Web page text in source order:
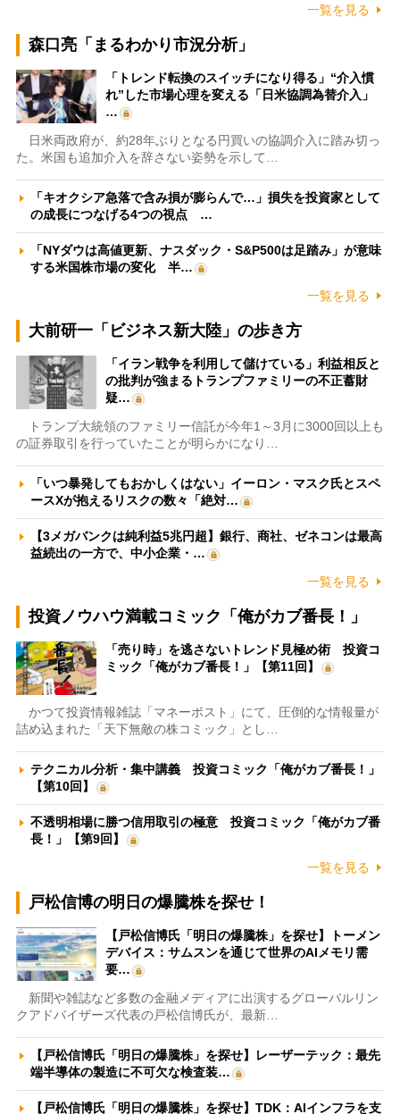
一覧を見る
森口亮「まるわかり市況分析」
「トレンド転換のスイッチになり得る」“介入慣
れ”した市場心理を変える「日米協調為替介入」
…
日米両政府が、約28年ぶりとなる円買いの協調介入に踏み切っ
た。米国も追加介入を辞さない姿勢を示して…
「キオクシア急落で含み損が膨らんで…」損失を投資家として
の成長につなげる4つの視点 …
「NYダウは高値更新、ナスダック・S&P500は足踏み」が意味
する米国株市場の変化 半…
一覧を見る
大前研一「ビジネス新大陸」の歩き方
「イラン戦争を利用して儲けている」利益相反と
の批判が強まるトランプファミリーの不正蓄財
疑…
トランプ大統領のファミリー信託が今年1～3月に3000回以上も
の証券取引を行っていたことが明らかになり…
「いつ暴発してもおかしくはない」イーロン・マスク氏とスペ
ースXが抱えるリスクの数々「絶対…
【3メガバンクは純利益5兆円超】銀行、商社、ゼネコンは最高
益続出の一方で、中小企業・…
一覧を見る
投資ノウハウ満載コミック「俺がカブ番長！」
「売り時」を逃さないトレンド見極め術 投資コ
ミック「俺がカブ番長！」【第11回】
かつて投資情報雑誌「マネーポスト」にて、圧倒的な情報量が
詰め込まれた「天下無敵の株コミック」とし…
テクニカル分析・集中講義 投資コミック「俺がカブ番長！」
【第10回】
不透明相場に勝つ信用取引の極意 投資コミック「俺がカブ番
長！」【第9回】
一覧を見る
戸松信博の明日の爆騰株を探せ！
【戸松信博氏「明日の爆騰株」を探せ】トーメン
デバイス：サムスンを通じて世界のAIメモリ需
要…
新聞や雑誌など多数の金融メディアに出演するグローバルリン
クアドバイザーズ代表の戸松信博氏が、最新…
【戸松信博氏「明日の爆騰株」を探せ】レーザーテック：最先
端半導体の製造に不可欠な検査装…
【戸松信博氏「明日の爆騰株」を探せ】TDK：AIインフラを支